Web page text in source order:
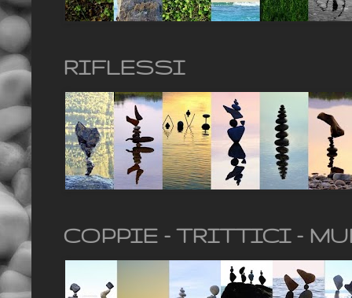
RIFLESSI
COPPIE - TRITTICI -